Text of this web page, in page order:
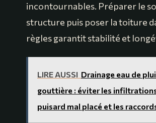
incontournables. Préparer le
structure puis poser la toiture
règles garantit stabilité et
LIRE AUSSI Drainage eau de
gouttière : éviter les
puisard mal placé et les